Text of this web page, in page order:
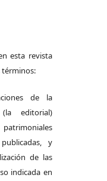
esta revista
términos:
de la
editorial)
y
de las
indicada en